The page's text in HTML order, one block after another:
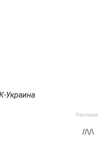
Украина